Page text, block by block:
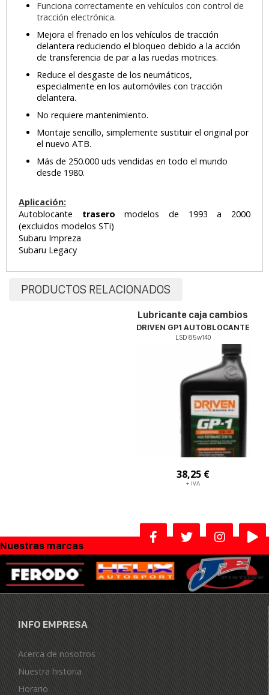
Funciona correctamente en vehículos con control de
tracción electrónica.
Mejora el frenado en los vehículos de tracción
delantera reduciendo el bloqueo debido a la acción
de transferencia de par a las ruedas motrices.
Reduce el desgaste de los neumáticos,
especialmente en los automóviles con tracción
delantera.
No requiere mantenimiento.
Montaje sencillo, simplemente sustituir el original por
el nuevo ATB.
Más de 250.000 uds vendidas en todo el mundo
desde 1980.
Aplicación:
Autoblocante traseromodelos de 1993 a 2000
(excluidos modelos STi)
Subaru Impreza
Subaru Legacy
PRODUCTOS RELACIONADOS
Lubricante caja cambios
DRIVEN GP1 AUTOBLOCANTE
LSD 85w140
38,25 €
+ IVA
Nuestras marcas
INFO EMPRESA
Acerca de nosotros
Nuestra historia
Horario